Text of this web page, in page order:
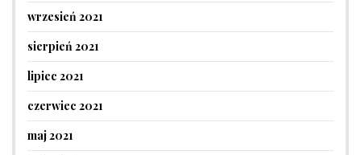
wrzesień 2021
sierpień 2021
lipiec 2021
czerwiec 2021
maj 2021